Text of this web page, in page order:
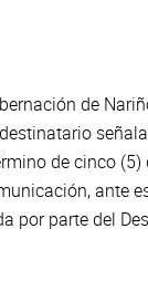
de
de cinco
por parte del